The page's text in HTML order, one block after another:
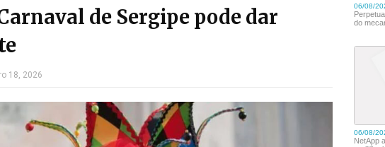
de Sergipe pode dar
18, 2026